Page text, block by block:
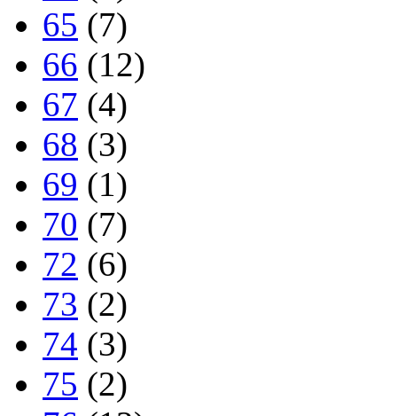
65 (7)
66 (12)
67 (4)
68 (3)
69 (1)
70 (7)
72 (6)
73 (2)
74 (3)
75 (2)